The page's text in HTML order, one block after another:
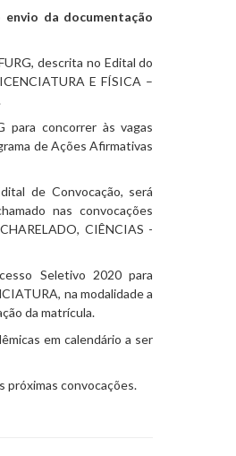
da documentação
descrita no Edital do
E FÍSICA –
para concorrer às vagas
de Ações Afirmativas
de Convocação, será
nas convocações
CIÊNCIAS -
Seletivo 2020 para
na modalidade a
da matrícula.
em calendário a ser
próximas convocações.